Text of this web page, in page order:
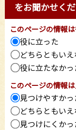
をお聞かせくだ
このページの情報
役に立った
どちらともい
役に立たなかっ
このページの情報
見つけやすかっ
どちらともい
見つけにくかっ